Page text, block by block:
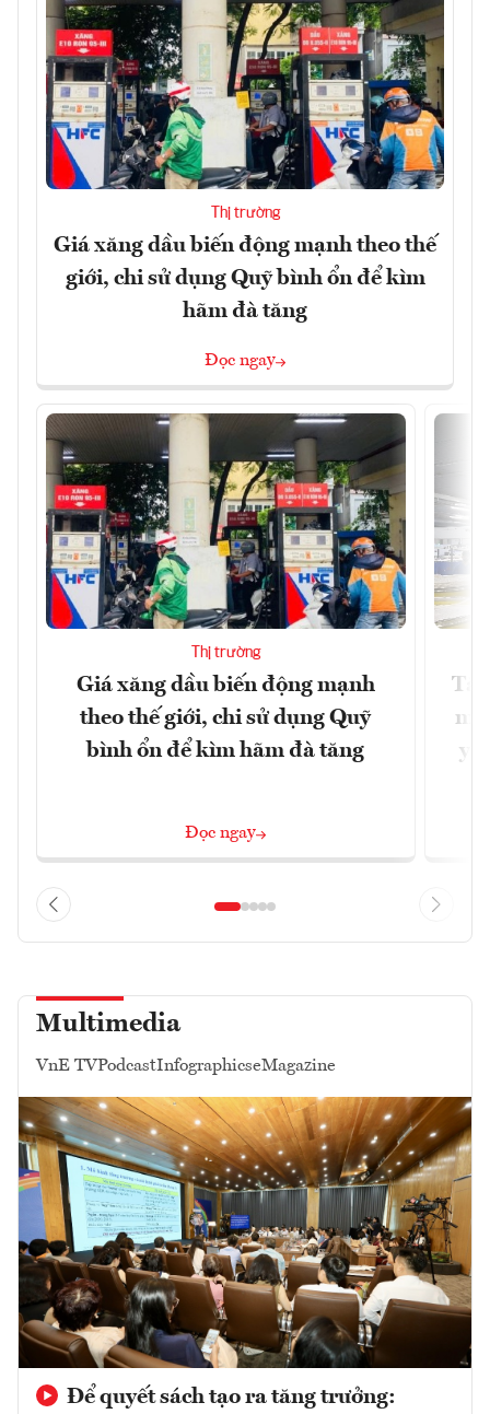
Thị trường
Giá xăng dầu biến động mạnh theo thế
giới, chi sử dụng Quỹ bình ổn để kìm
hãm đà tăng
Đọc ngay
Thị trường
Giá xăng dầu biến động mạnh
theo thế giới, chi sử dụng Quỹ
bình ổn để kìm hãm đà tăng
Đọc ngay
Multimedia
VnE TVPodcastInfographicseMagazine
Để quyết sách tạo ra tăng trưởng: